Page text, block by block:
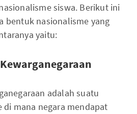
siswa. Berikut ini
bentuk nasionalisme yang
yaitu:
adalah suatu
mana negara mendapat